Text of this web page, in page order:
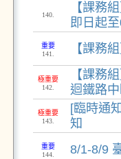
140.
【課務
即日起
重要
141.
【課務
極重要
142.
【課務
迴鐵路
極重要
143.
[臨時通
知
重要
144.
8/1-8/9